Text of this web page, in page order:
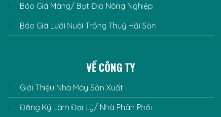
Báo Giá Màng/ Bạt Địa Nông Nghiệp
Báo Giá Lưới Nuôi Trồng Thuỷ Hải Sản
VỀ CÔNG TY
Giới Thiệu Nhà Máy Sản Xuất
Đăng Ký Làm Đại Lý/ Nhà Phân Phối